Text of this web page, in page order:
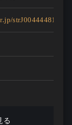
strJ004444813/
る